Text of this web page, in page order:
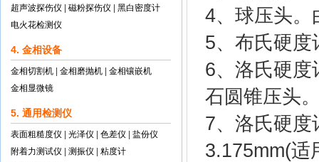
超声波探伤仪 磁粉探伤仪
黑白密度计
电火花检测仪
4. 金相设备
金相切割机 金相磨抛机
金相镶嵌机
金相显微镜
5. 通用检测仪
表面粗糙度仪 光泽仪 色差仪
盐份仪
附着力测试仪
测振仪
粘度计
4、球压头。
5、布氏硬度
6、洛氏硬度
石圆锥压头
7、洛氏硬度
3.175mm(适